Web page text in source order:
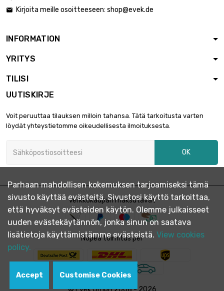
 Kirjoita meille osoitteeseen: shop@evek.de
INFORMATION
YRITYS
TILISI
UUTISKIRJE
Voit peruuttaa tilauksen milloin tahansa. Tätä tarkoitusta varten
löydät yhteystietomme oikeudellisesta ilmoituksesta.
OK
Verkkokaupan maksutavat
Nopea toimitus per
© Evek GmbH 2008 - 2026
Parhaan mahdollisen kokemuksen tarjoamiseksi tämä
sivusto käyttää evästeitä. Sivustosi käyttö tarkoittaa,
että hyväksyt evästeiden käytön. Olemme julkaisseet
uuden evästekäytännön, jonka sinun on saatava
lisätietoja käyttämistämme evästeistä. View cookies
policy.
Accept Customise Cookies